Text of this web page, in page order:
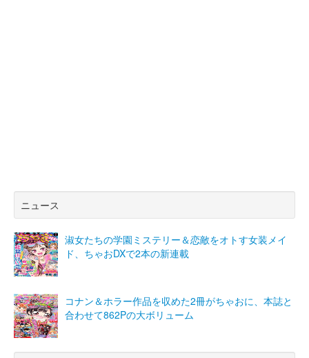
ニュース
淑女たちの学園ミステリー＆恋敵をオトす女装メイ
ド、ちゃおDXで2本の新連載
コナン＆ホラー作品を収めた2冊がちゃおに、本誌と
合わせて862Pの大ボリューム